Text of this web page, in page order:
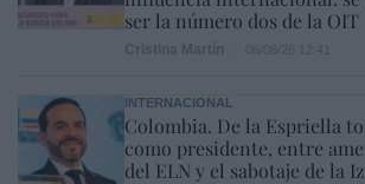
ser la número dos de la OIT
INTERNACIONAL
Colombia. De la Espriella
como presidente, entre
del ELN y el sabotaje de la